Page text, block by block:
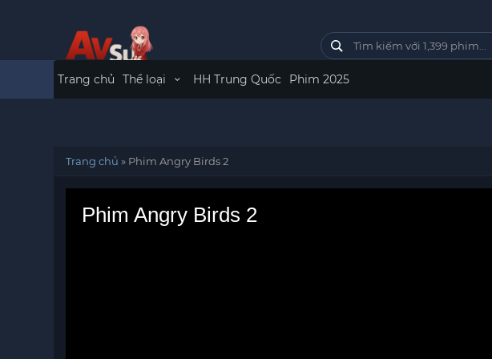
Trang chủ Thể loại HH Trung Quốc Phim 2025
Trang chủ » Phim Angry Birds 2
Phim Angry Birds 2